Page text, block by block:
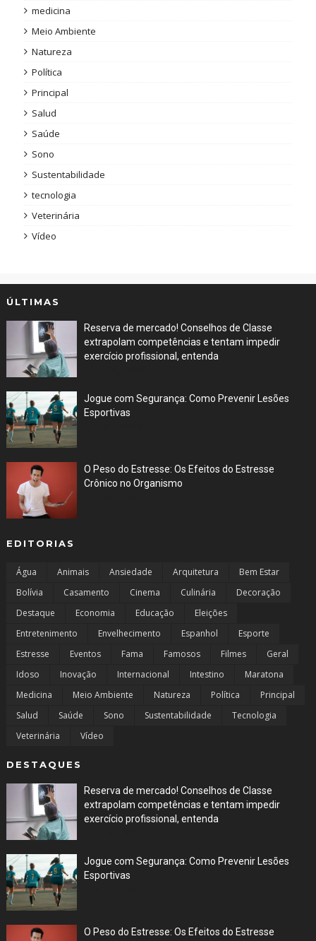
medicina
Meio Ambiente
Natureza
Política
Principal
Salud
Saúde
Sono
Sustentabilidade
tecnologia
Veterinária
Vídeo
ÚLTIMAS
Reserva de mercado! Conselhos de Classe
extrapolam competências e tentam impedir
exercício profissional, entenda
Jogue com Segurança: Como Prevenir Lesões
Esportivas
O Peso do Estresse: Os Efeitos do Estresse
Crônico no Organismo
EDITORIAS
Água Animais Ansiedade Arquitetura
Bem Estar
Bolívia
Casamento Cinema Culinária
Decoração
Destaque
Economia Educação
Eleições
Entretenimento
Envelhecimento Espanhol
Esporte
Estresse
Eventos Fama Famosos Filmes
Geral
Idoso
Inovação Internacional Intestino
Maratona
Medicina
Meio Ambiente Natureza Política
Principal
Salud
Saúde Sono Sustentabilidade
Tecnologia
Veterinária
Vídeo
DESTAQUES
Reserva de mercado! Conselhos de Classe
extrapolam competências e tentam impedir
exercício profissional, entenda
Jogue com Segurança: Como Prevenir Lesões
Esportivas
O Peso do Estresse: Os Efeitos do Estresse